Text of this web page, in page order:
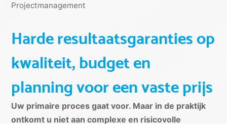
Projectmanagement
Harde resultaatsgaranties op
kwaliteit, budget en
planning voor een vaste prijs
Uw primaire proces gaat voor. Maar in de praktijk
ontkomt u niet aan complexe en risicovolle